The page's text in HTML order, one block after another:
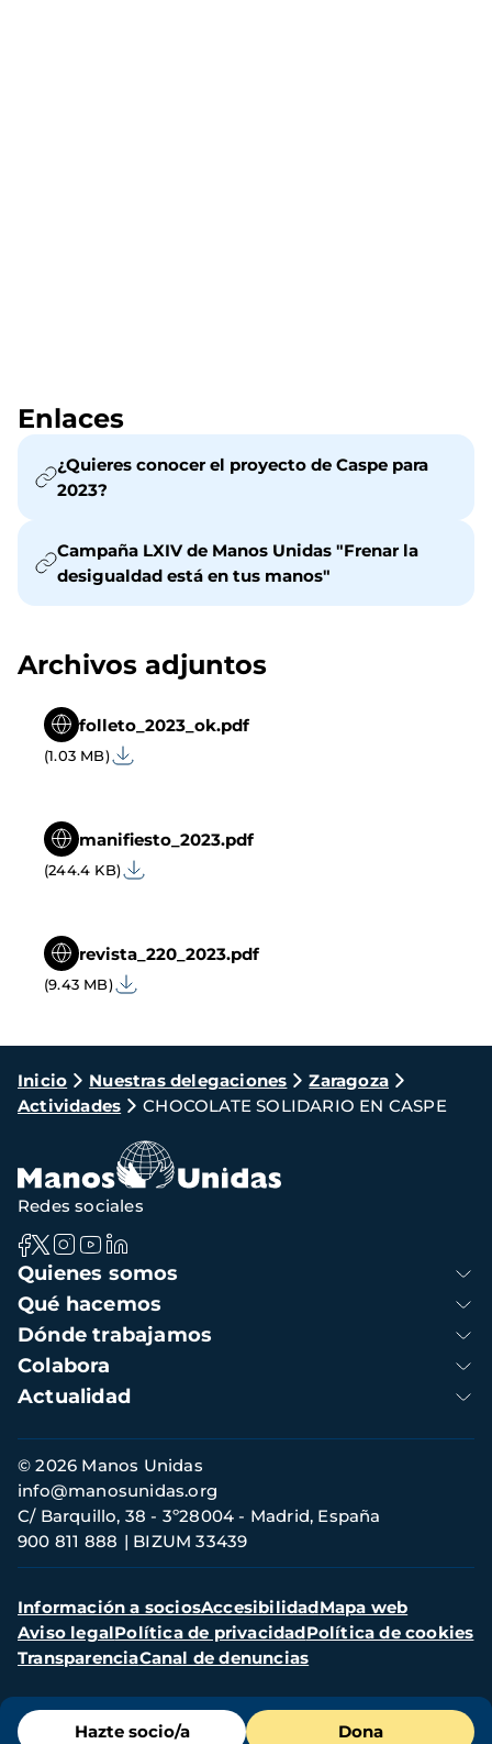
Enlaces
¿Quieres conocer el proyecto de Caspe para
2023?
Campaña LXIV de Manos Unidas "Frenar la
desigualdad está en tus manos"
Archivos adjuntos
folleto_2023_ok.pdf
(1.03 MB)
manifiesto_2023.pdf
(244.4 KB)
revista_220_2023.pdf
(9.43 MB)
Ruta
de
navegación
Inicio Nuestras delegaciones
Zaragoza
Actividades
CHOCOLATE SOLIDARIO EN CASPE
Menú
Hazte socio/a Dona
Navegación
principal
Quienes somos
Qué hacemos
Dónde trabajamos
Colabora
Actualidad
Redes sociales
Información
de
contacto
© 2026 Manos Unidas
C/ Barquillo, 38 - 3º28004 - Madrid, España
900 811 888
BIZUM 33439
info@manosunidas.org
Menú
secundario
Información a sociosAccesibilidadMapa web
Aviso legalPolítica de privacidadPolítica de cookies
TransparenciaCanal de denuncias